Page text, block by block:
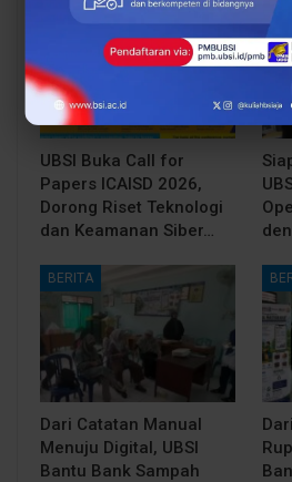
UBSI Buka Call for
Papers ICAISD 2026,
Dorong Riset Teknologi
dan Keamanan Siber…
BERITA
Dari Catatan Manual
Menuju Digital, UBSI
Bantu Bank Sampah